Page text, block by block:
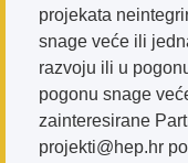
projekata
snage veće ili
razvoju ili u
pogonu snage
zainteresirane
projekti@hep.hr